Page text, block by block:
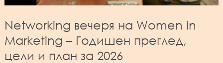
Networking вечеря на Women in
Marketing – Годишен преглед,
цели и план за 2026